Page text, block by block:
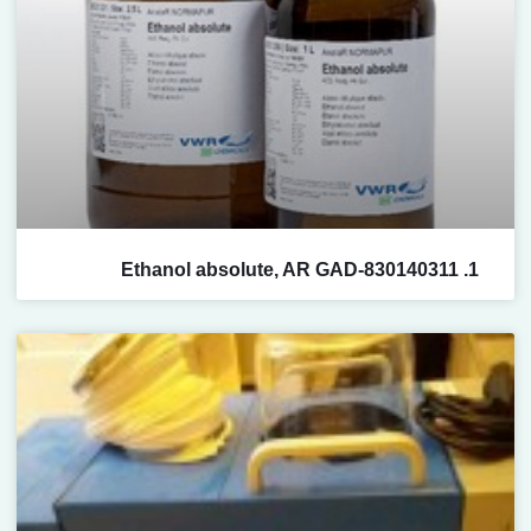
1. Ethanol absolute, AR GAD-830140311